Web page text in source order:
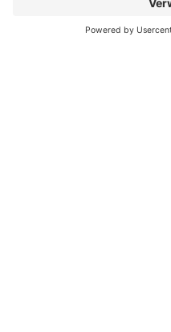
Stadtplan und Geodaten